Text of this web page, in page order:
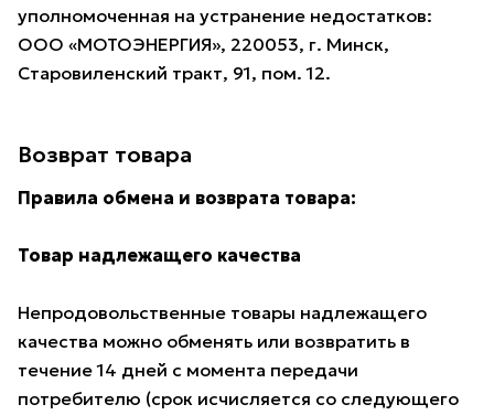
уполномоченная на устранение недостатков:
ООО «МОТОЭНЕРГИЯ», 220053, г. Минск,
Старовиленский тракт, 91, пом. 12.
Возврат товара
Правила обмена и возврата товара:
Товар надлежащего качества
Непродовольственные товары надлежащего
качества можно обменять или возвратить в
течение 14 дней с момента передачи
потребителю (срок исчисляется со следующего